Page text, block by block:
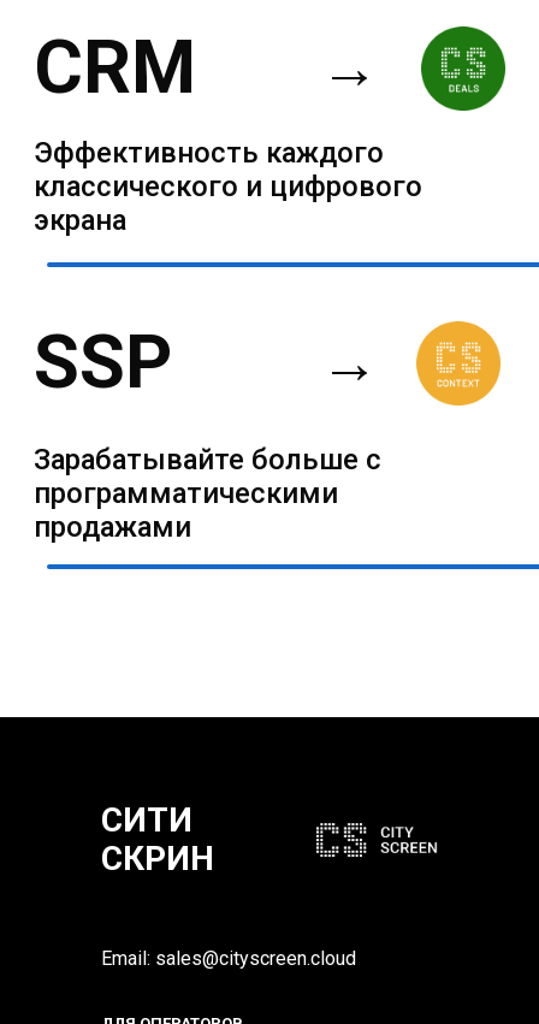
СИТИ
СКРИН
Email: sales@cityscreen.cloud